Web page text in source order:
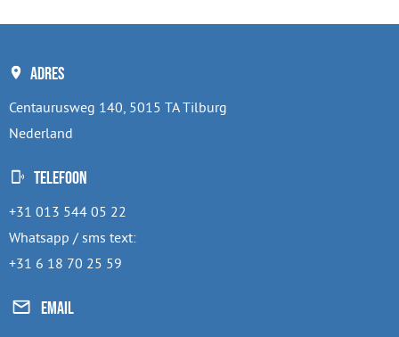
Adres
Centaurusweg 140, 5015 TA Tilburg
Nederland
Telefoon
+31 013 544 05 22
Whatsapp / sms text:
+31 6 18 70 25 59
Email